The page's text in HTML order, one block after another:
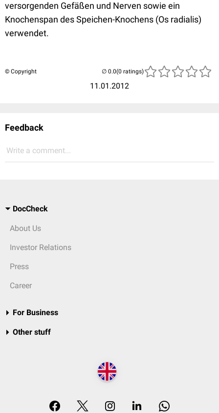
versorgenden Gefäßen und Nerven sowie ein
Knochenspan des Speichen-Knochens (Os radialis)
verwendet.
© Copyright
11.01.2012
(0 ratings)
Feedback
Write a comment...
DocCheck
About Us
Investor Relations
Press
Career
For Business
Other stuff